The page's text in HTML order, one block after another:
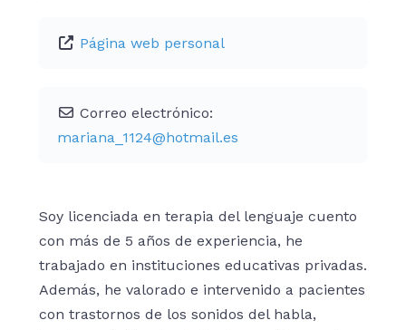
Página web personal
Correo electrónico:
mariana_1124@hotmail.es
Soy licenciada en terapia del lenguaje cuento
con más de 5 años de experiencia, he
trabajado en instituciones educativas privadas.
Además, he valorado e intervenido a pacientes
con trastornos de los sonidos del habla,